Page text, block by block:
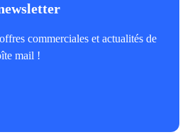
commerciales et actualités de
mail !